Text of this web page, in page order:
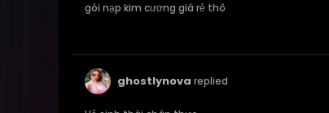
gói nạp kim cương giá rẻ thô
ghostlynova replied